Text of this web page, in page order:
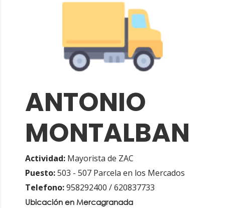
ANTONIO
MONTALBAN
Actividad: Mayorista de ZAC
Puesto:503 - 507 Parcela en los Mercados
Telefono:958292400 / 620837733
Ubicación en Mercagranada